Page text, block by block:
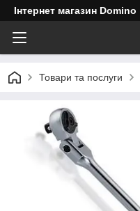
Інтернет магазин Domino
Товари та послуги